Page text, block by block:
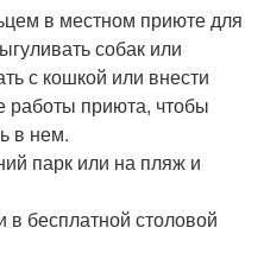
в местном приюте для
собак или
с кошкой или внести
работы приюта, чтобы
в нем.
парк или на пляж и
в бесплатной столовой